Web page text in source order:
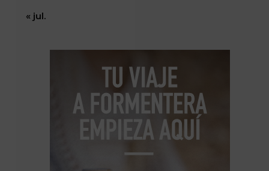
« jul.